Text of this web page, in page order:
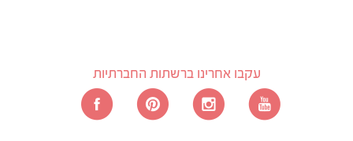
עקבו אחרינו ברשתות החברתיות